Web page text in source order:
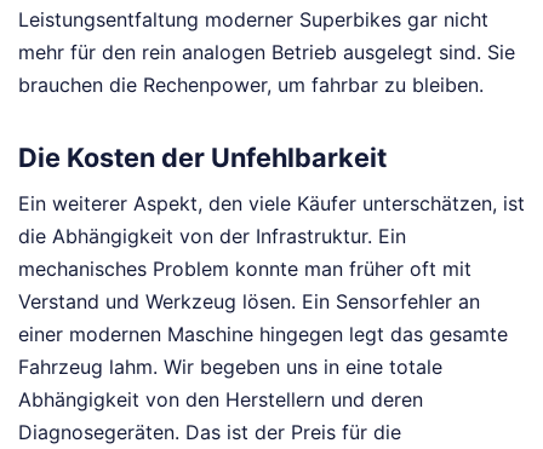
Leistungsentfaltung moderner Superbikes gar nicht
mehr für den rein analogen Betrieb ausgelegt sind. Sie
brauchen die Rechenpower, um fahrbar zu bleiben.
Die Kosten der Unfehlbarkeit
Ein weiterer Aspekt, den viele Käufer unterschätzen, ist
die Abhängigkeit von der Infrastruktur. Ein
mechanisches Problem konnte man früher oft mit
Verstand und Werkzeug lösen. Ein Sensorfehler an
einer modernen Maschine hingegen legt das gesamte
Fahrzeug lahm. Wir begeben uns in eine totale
Abhängigkeit von den Herstellern und deren
Diagnosegeräten. Das ist der Preis für die